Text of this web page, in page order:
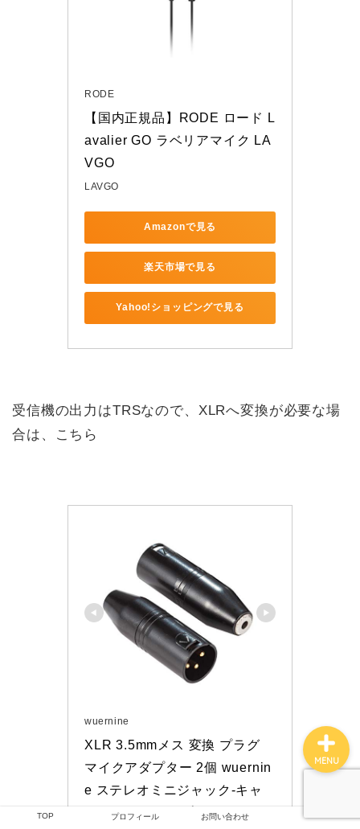
RODE
【国内正規品】RODE ロード L
avalier GO ラベリアマイク LA
VGO
LAVGO
Amazonで見る
楽天市場で見る
Yahoo!ショッピングで見る
受信機の出力はTRSなので、XLRへ変換が必要な場
合は、こちら
wuernine
XLR 3.5mmメス 変換 プラグ
マイクアダプター 2個 wuernin
e ステレオミニジャック-キャ
ノン オス 3ピンプラグ カメラ
TOP プロフィール お問い合わせ
MENU
つくしの雑記
撮影技術
プロフィール